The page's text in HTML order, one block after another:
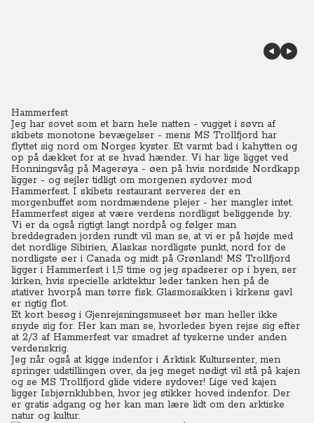
Hammerfest
Jeg har sovet som et barn hele natten - vugget i søvn af
skibets monotone bevægelser - mens MS Trollfjord har
flyttet sig nord om Norges kyster. Et varmt bad i kahytten og
op på dækket for at se hvad hænder. Vi har lige ligget ved
Honningsvåg på Magerøya - øen på hvis nordside Nordkapp
ligger - og sejler tidligt om morgenen sydover mod
Hammerfest. I skibets restaurant serveres der en
morgenbuffet som nordmændene plejer - her mangler intet.
Hammerfest siges at være verdens nordligst beliggende by.
Vi er da også rigtigt langt nordpå og følger man
breddegraden jorden rundt vil man se, at vi er på højde med
det nordlige Sibirien, Alaskas nordligste punkt, nord for de
nordligste øer i Canada og midt på Grønland! MS Trollfjord
ligger i Hammerfest i 1,5 time og jeg spadserer op i byen, ser
kirken, hvis specielle arkitektur leder tanken hen på de
stativer hvorpå man tørre fisk. Glasmosaikken i kirkens gavl
er rigtig flot.
Et kort besøg i Gjenrejsningsmuseet bør man heller ikke
snyde sig for. Her kan man se, hvorledes byen rejse sig efter
at 2/3 af Hammerfest var smadret af tyskerne under anden
verdenskrig.
Jeg når også at kigge indenfor i Arktisk Kultursenter, men
springer udstillingen over, da jeg meget nødigt vil stå på kajen
og se MS Trollfjord glide videre sydover! Lige ved kajen
ligger Isbjørnklubben, hvor jeg stikker hoved indenfor. Der
er gratis adgang og her kan man lære lidt om den arktiske
natur og kultur.